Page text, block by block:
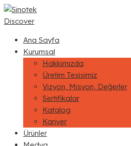
Discover
Ana Sayfa
Kurumsal
Hakkımızda
Üretim Tesisimiz
Vizyon, Misyon, Değerler
Sertifikalar
Katalog
Kariyer
Ürünler